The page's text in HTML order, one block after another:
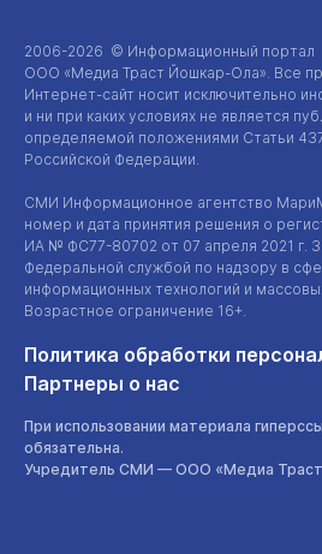
2006-2026 © Информационный портал
ООО «Медиа Траст Йошкар-Ола». Все
Интернет-сайт носит исключительно
и ни при каких условиях не является
определяемой положениями Статьи
Российской Федерации.
СМИ Информационное агентство
номер и дата принятия решения о
ИА № ФС77-80702 от 07 апреля 2021 г.
Федеральной службой по надзору в
информационных технологий и
Возрастное ограничение 16+.
Политика обработки
Партнеры о нас
При использовании материала
обязательна.
Учредитель СМИ — ООО «Медиа